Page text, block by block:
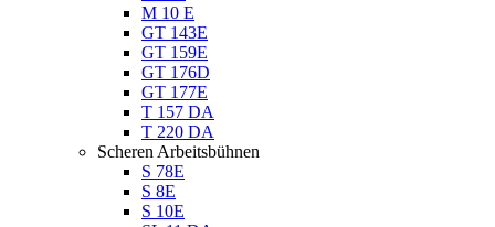
M 10 E
GT 143E
GT 159E
GT 176D
GT 177E
T 157 DA
T 220 DA
Scheren Arbeitsbühnen
S 78E
S 8E
S 10E